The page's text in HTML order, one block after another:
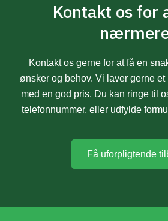
Kontakt os for
Kontakt os gerne for at få en
ønsker og behov. Vi laver gerne
med en god pris. Du kan ringe til
telefonnummer, eller udfylde
Få uforpligtende